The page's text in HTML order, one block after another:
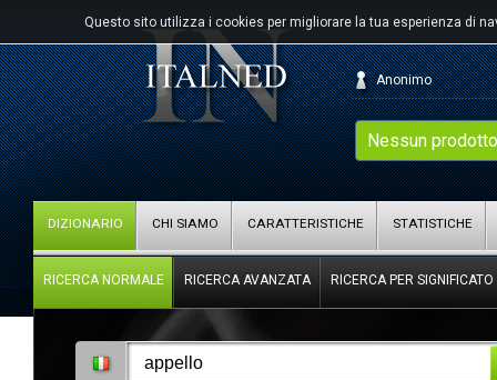
Questo sito utilizza i cookies per migliorare la tua esperienza di
Nessun
Anonimo
DIZIONARIO CHI SIAMO CARATTERISTICHE STATISTICHE
RICERCA NORMALE RICERCA AVANZATA RICERCA PER SIGNIFICATO